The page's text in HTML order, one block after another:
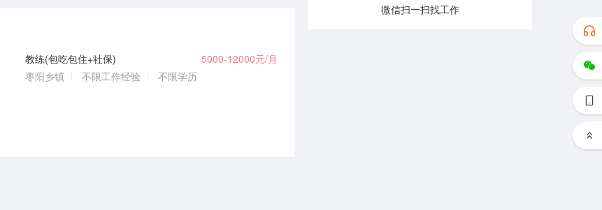
教练(包吃包住+社保)
5000-12000元/月
枣阳乡镇
不限工作经验 不限学历
微信扫一扫找工作